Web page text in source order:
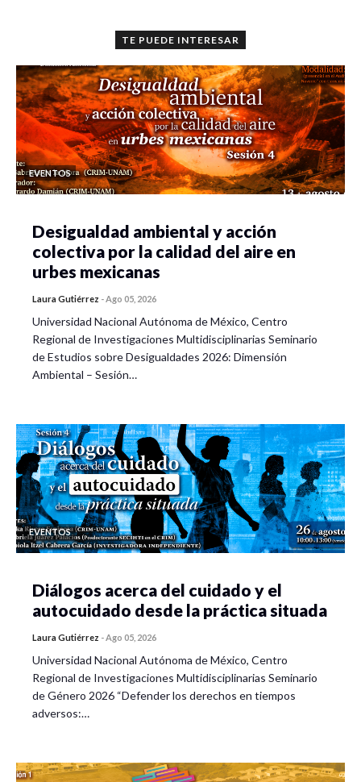
TE PUEDE INTERESAR
EVENTOS
Desigualdad ambiental y acción
colectiva por la calidad del aire en
urbes mexicanas
Laura Gutiérrez -Ago 05, 2026
Universidad Nacional Autónoma de México, Centro
Regional de Investigaciones Multidisciplinarias Seminario
de Estudios sobre Desigualdades 2026: Dimensión
Ambiental – Sesión…
EVENTOS
Diálogos acerca del cuidado y el
autocuidado desde la práctica situada
Laura Gutiérrez -Ago 05, 2026
Universidad Nacional Autónoma de México, Centro
Regional de Investigaciones Multidisciplinarias Seminario
de Género 2026 “Defender los derechos en tiempos
adversos:…